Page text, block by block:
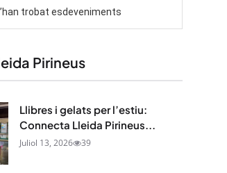
Pirineus
Llibres i gelats per l’estiu:
Connecta Lleida Pirineus...
Juliol 13, 2026 39